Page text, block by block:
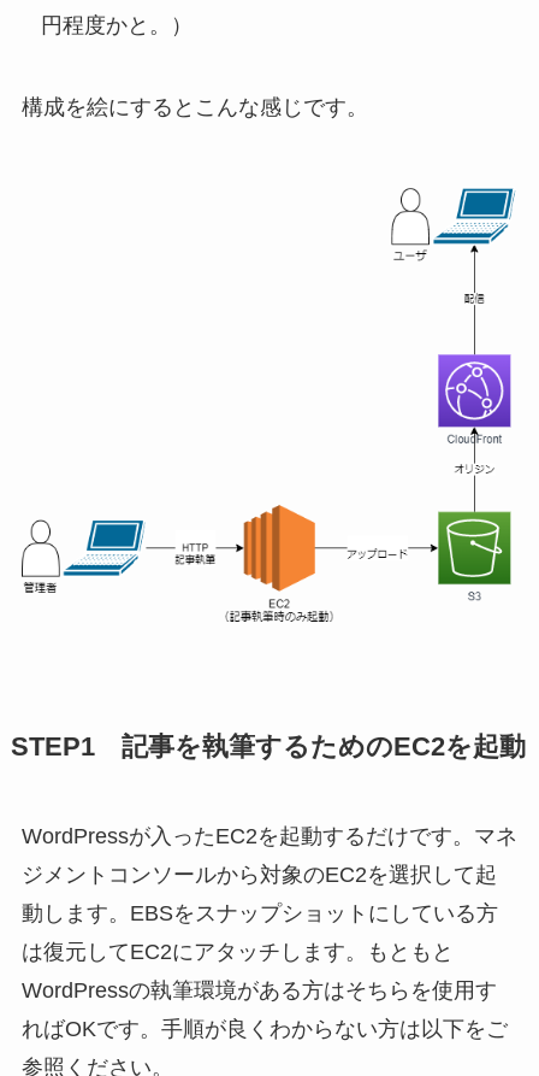
円程度かと。）
構成を絵にするとこんな感じです。
STEP1 記事を執筆するためのEC2を起動
WordPressが入ったEC2を起動するだけです。マネ
ジメントコンソールから対象のEC2を選択して起
動します。EBSをスナップショットにしている方
は復元してEC2にアタッチします。もともと
WordPressの執筆環境がある方はそちらを使用す
ればOKです。手順が良くわからない方は以下をご
参照ください。